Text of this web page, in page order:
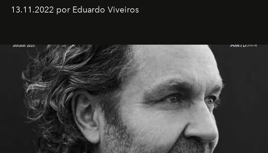
13.11.2022 por Eduardo Viveiros